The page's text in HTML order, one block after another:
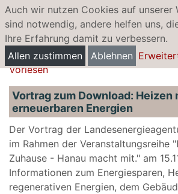
Auch wir nutzen Cookies auf unserer
sind notwendig, andere helfen uns,
Ihre Erfahrung damit zu verbessern.
Allen zustimmen
Ablehnen
Energie sparen
Vorlesen
Vortrag zum Download: Heizen
erneuerbaren Energien
Der Vortrag der
im Rahmen der Veranstaltungsreihe
Zuhause - Hanau macht mit." am
Informationen zum Energiesparen,
regenerativen Energien, dem